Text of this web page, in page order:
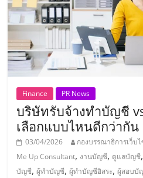
การ
ลงทุน
และ
ขยาย
สา
Finance PR News
บริษัทรับจ้างทำบัญชี
เลือกแบบไหนดีกว่ากัน
03/04/2026 กองบรรณาธิการเว็บ
Me Up Consultant, งานบัญชี, ดูแลบัญชี
บัญชี,ผู้ทำบัญชี,ผู้ทำบัญชีอิสระ,ผู้สอบบั